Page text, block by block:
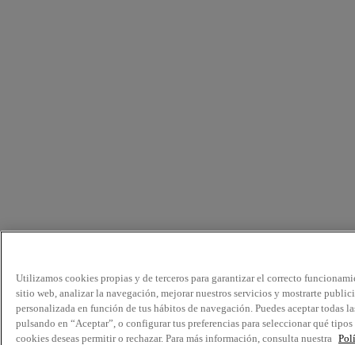
Utilizamos cookies propias y de terceros para garantizar el correcto
sitio web, analizar la navegación, mejorar nuestros servicios y mostrarte
personalizada en función de tus hábitos de navegación. Puedes aceptar todas
pulsando en “Aceptar”, o configurar tus preferencias para seleccionar qué tipos
cookies deseas permitir o rechazar. Para más información, consulta nuestra